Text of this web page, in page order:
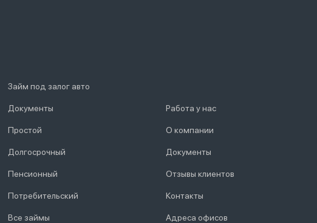
Займ под залог авто
Документы
Простой
Долгосрочный
Пенсионный
Потребительский
Все займы
Работа у нас
О компании
Документы
Отзывы клиентов
Контакты
Адреса офисов